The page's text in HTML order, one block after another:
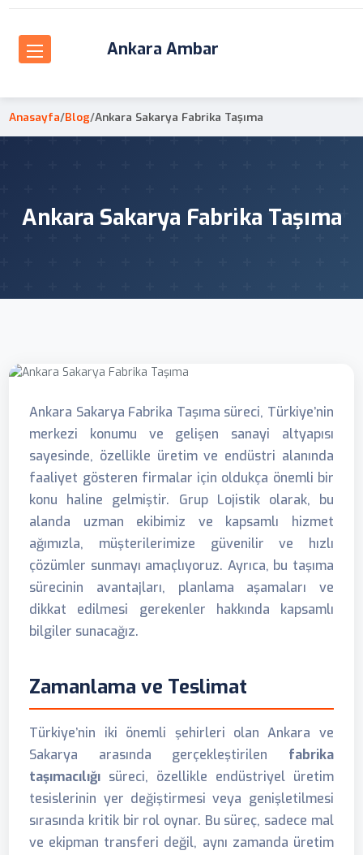
Ankara Ambar
Anasayfa/Blog/Ankara Sakarya Fabrika Taşıma
Ankara Sakarya Fabrika Taşıma
Ankara Sakarya Fabrika Taşıma süreci, Türkiye’nin
merkezi konumu ve gelişen sanayi altyapısı
sayesinde, özellikle üretim ve endüstri alanında
faaliyet gösteren firmalar için oldukça önemli bir
konu haline gelmiştir. Grup Lojistik olarak, bu
alanda uzman ekibimiz ve kapsamlı hizmet
ağımızla, müşterilerimize güvenilir ve hızlı
çözümler sunmayı amaçlıyoruz. Ayrıca, bu taşıma
sürecinin avantajları, planlama aşamaları ve
dikkat edilmesi gerekenler hakkında kapsamlı
bilgiler sunacağız.
Zamanlama ve Teslimat
Türkiye’nin iki önemli şehirleri olan Ankara ve
Sakarya arasında gerçekleştirilen fabrika
taşımacılığı süreci, özellikle endüstriyel üretim
tesislerinin yer değiştirmesi veya genişletilmesi
sırasında kritik bir rol oynar. Bu süreç, sadece mal
ve ekipman transferi değil, aynı zamanda üretim